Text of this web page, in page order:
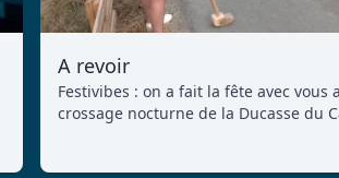
A revoir
Festivibes : on a fait la fête avec vous
crossage nocturne de la Ducasse du